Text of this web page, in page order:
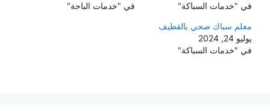
في "خدمات السباكة"
في "خدمات الباحة"
معلم سباك صحي بالقطيف
يوليو 24, 2024
في "خدمات السباكة"